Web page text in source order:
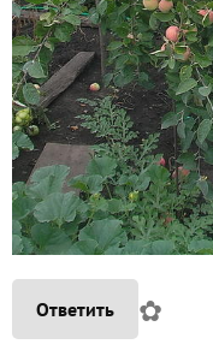
Ответить ✿